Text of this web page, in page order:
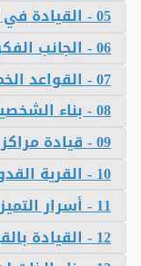
05 - القيادة في القرآن
06 - الجانب الفكري في شخصية القدوة
07 - القواعد الخمس للقيادة
08 - بناء الشخصية القيادية .. الطريق للقدوة
09 - قيادة مراكز الفكر والدراسات
10 - القرية القدوة
11 - أسرار التميز الإداري لدى الرسول ﷺ
12 - القيادة بالقيم